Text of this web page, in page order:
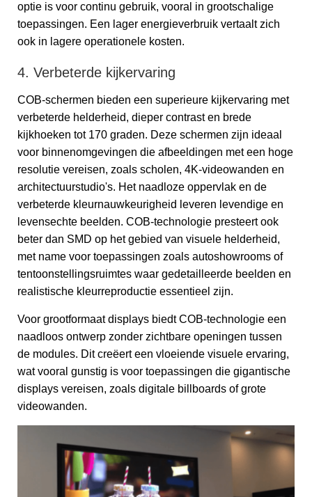
optie is voor continu gebruik, vooral in grootschalige
toepassingen. Een lager energieverbruik vertaalt zich
ook in lagere operationele kosten.
4. Verbeterde kijkervaring
COB-schermen bieden een superieure kijkervaring met
verbeterde helderheid, dieper contrast en brede
kijkhoeken tot 170 graden. Deze schermen zijn ideaal
voor binnenomgevingen die afbeeldingen met een hoge
resolutie vereisen, zoals scholen, 4K-videowanden en
architectuurstudio's. Het naadloze oppervlak en de
verbeterde kleurnauwkeurigheid leveren levendige en
levensechte beelden. COB-technologie presteert ook
beter dan SMD op het gebied van visuele helderheid,
met name voor toepassingen zoals autoshowrooms of
tentoonstellingsruimtes waar gedetailleerde beelden en
realistische kleurreproductie essentieel zijn.
Voor grootformaat displays biedt COB-technologie een
naadloos ontwerp zonder zichtbare openingen tussen
de modules. Dit creëert een vloeiende visuele ervaring,
wat vooral gunstig is voor toepassingen die gigantische
displays vereisen, zoals digitale billboards of grote
videowanden.